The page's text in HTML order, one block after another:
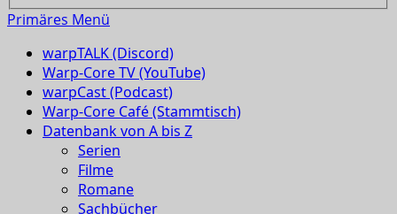
Primäres Menü
warpTALK (Discord)
Warp-Core TV (YouTube)
warpCast (Podcast)
Warp-Core Café (Stammtisch)
Datenbank von A bis Z
Serien
Filme
Romane
Sachbücher